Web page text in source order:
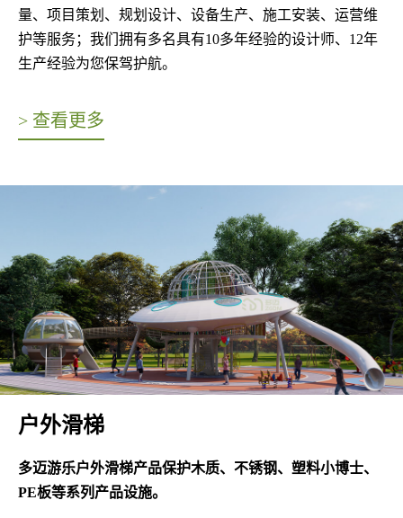
量、项目策划、规划设计、设备生产、施工安装、运营维
护等服务；我们拥有多名具有10多年经验的设计师、12年
生产经验为您保驾护航。
> 查看更多
户外滑梯
多迈游乐户外滑梯产品保护木质、不锈钢、塑料小博士、
PE板等系列产品设施。